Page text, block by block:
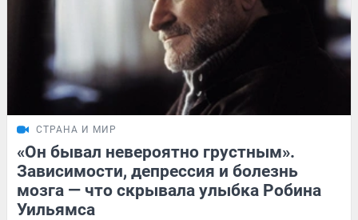
СТРАНА И МИР
«Он бывал невероятно грустным».
Зависимости, депрессия и болезнь
мозга — что скрывала улыбка Робина
Уильямса